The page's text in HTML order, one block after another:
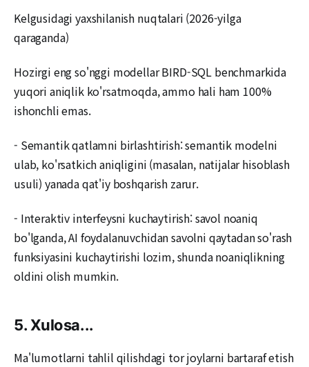
Kelgusidagi yaxshilanish nuqtalari (2026-yilga
qaraganda)
Hozirgi eng so'nggi modellar BIRD-SQL benchmarkida
yuqori aniqlik ko'rsatmoqda, ammo hali ham 100%
ishonchli emas.
- Semantik qatlamni birlashtirish: semantik modelni
ulab, ko'rsatkich aniqligini (masalan, natijalar hisoblash
usuli) yanada qat'iy boshqarish zarur.
- Interaktiv interfeysni kuchaytirish: savol noaniq
bo'lganda, AI foydalanuvchidan savolni qaytadan so'rash
funksiyasini kuchaytirishi lozim, shunda noaniqlikning
oldini olish mumkin.
5. Xulosa...
Ma'lumotlarni tahlil qilishdagi tor joylarni bartaraf etish